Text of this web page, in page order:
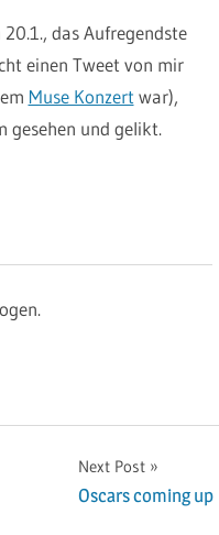
das Aufregendste
einen Tweet von mir
Muse Konzert war),
gesehen und gelikt.
Next Post
Oscars coming up